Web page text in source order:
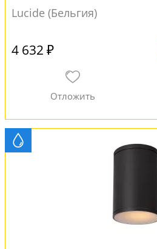
Lucide (Бельгия)
4 632 ₽